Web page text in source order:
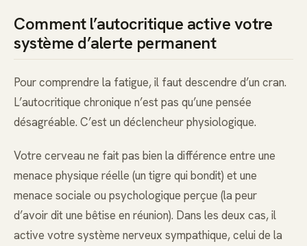
Comment l’autocritique active votre
système d’alerte permanent
Pour comprendre la fatigue, il faut descendre d’un cran.
L’autocritique chronique n’est pas qu’une pensée
désagréable. C’est un déclencheur physiologique.
Votre cerveau ne fait pas bien la différence entre une
menace physique réelle (un tigre qui bondit) et une
menace sociale ou psychologique perçue (la peur
d’avoir dit une bêtise en réunion). Dans les deux cas, il
active votre système nerveux sympathique, celui de la